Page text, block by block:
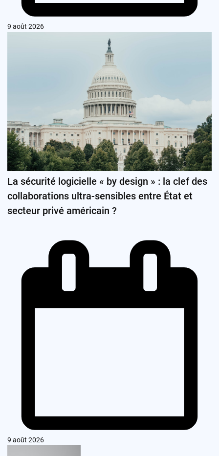
9 août 2026
La sécurité logicielle « by design » : la clef des
collaborations ultra-sensibles entre État et
secteur privé américain ?
9 août 2026